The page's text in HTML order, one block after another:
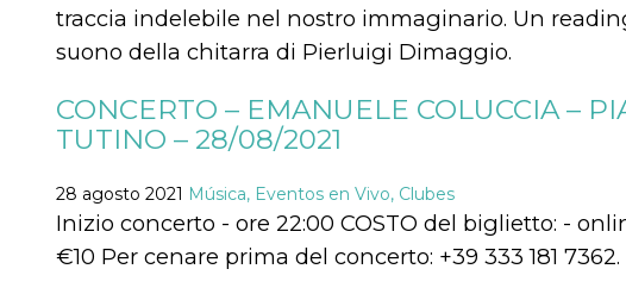
traccia indelebile nel nostro immaginario. Un
suono della chitarra di Pierluigi Dimaggio.
CONCERTO – EMANUELE COLUCCIA –
TUTINO – 28/08/2021
28 agosto 2021 Música, Eventos en Vivo, Clubes
Inizio concerto - ore 22:00 COSTO del biglietto: -
€10 Per cenare prima del concerto: +39 333 181 7362.
visitante. Es
apoyar las
sitio web y
proporcionar
wordpress_test_cookie
Automattic
Inc.
Sesión
Se utiliza en
sitios creados
con Wordpress.
Comprueba si el